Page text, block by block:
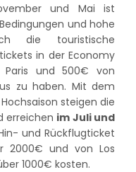
und Mai ist
und hohe
die touristische
in der Economy
und 500€ von
zu haben. Mit dem
steigen die
erreichen im Juli und
und Rückflugticket
2000€ und von Los
1000€ kosten.